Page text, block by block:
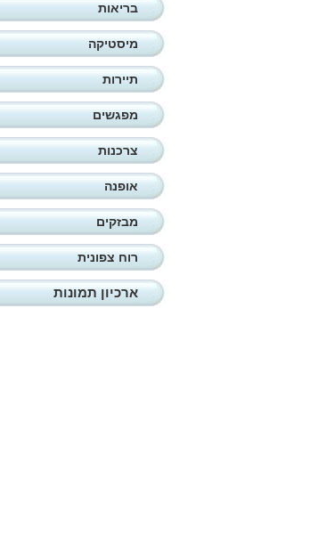
בריאות
מיסטיקה
תיירות
מפגשים
צרכנות
אופנה
מבזקים
רוח צפונית
ארכיון תמונות